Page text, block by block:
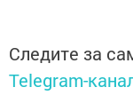
Следите за
Telegram-